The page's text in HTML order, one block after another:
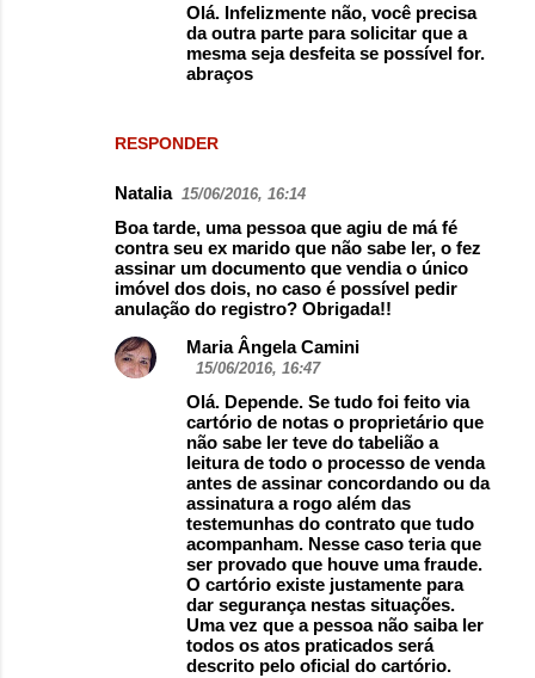
RESPONDER
Olá. Infelizmente não, você precisa
da outra parte para solicitar que a
mesma seja desfeita se possível for.
abraços
Natalia 15/06/2016, 16:14
Boa tarde, uma pessoa que agiu de má fé
contra seu ex marido que não sabe ler, o fez
assinar um documento que vendia o único
imóvel dos dois, no caso é possível pedir
anulação do registro? Obrigada!!
Maria Ângela Camini
15/06/2016, 16:47
Olá. Depende. Se tudo foi feito via
cartório de notas o proprietário que
não sabe ler teve do tabelião a
leitura de todo o processo de venda
antes de assinar concordando ou da
assinatura a rogo além das
testemunhas do contrato que tudo
acompanham. Nesse caso teria que
ser provado que houve uma fraude.
O cartório existe justamente para
dar segurança nestas situações.
Uma vez que a pessoa não saiba ler
todos os atos praticados será
descrito pelo oficial do cartório.